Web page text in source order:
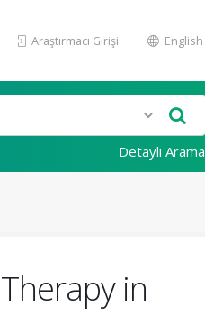
Araştırmacı Girişi English
Detaylı Arama
in